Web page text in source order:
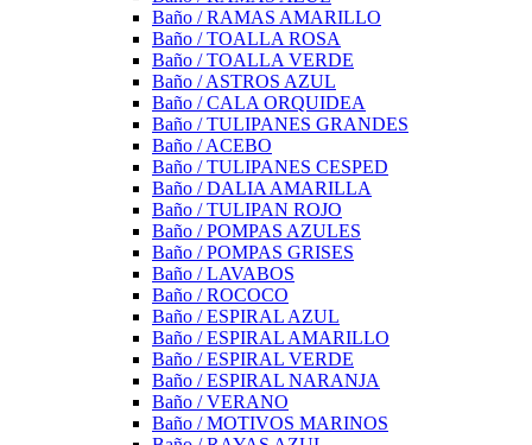
Baño / RAMAS AMARILLO
Baño / TOALLA ROSA
Baño / TOALLA VERDE
Baño / ASTROS AZUL
Baño / CALA ORQUIDEA
Baño / TULIPANES GRANDES
Baño / ACEBO
Baño / TULIPANES CESPED
Baño / DALIA AMARILLA
Baño / TULIPAN ROJO
Baño / POMPAS AZULES
Baño / POMPAS GRISES
Baño / LAVABOS
Baño / ROCOCO
Baño / ESPIRAL AZUL
Baño / ESPIRAL AMARILLO
Baño / ESPIRAL VERDE
Baño / ESPIRAL NARANJA
Baño / VERANO
Baño / MOTIVOS MARINOS